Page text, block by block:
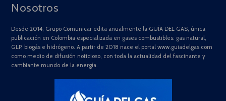
Nosotros
Desde 2014, Grupo Comunicar edita anualmente la GUÍA DEL GAS, única
publicación en Colombia especializada en gases combustibles: gas natural,
GLP, biogás e hidrógeno. A partir de 2018 nace el portal www.guiadelgas.com
como medio de difusión noticioso, con toda la actualidad del fascinante y
cambiante mundo de la energía.